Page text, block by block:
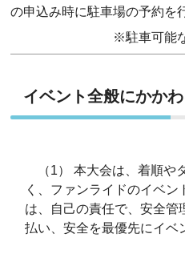
の申込み時に駐車場の予約を
※駐車可能な台数に
イベント全般にかか
（1） 本大会は、着順や
く、ファンライドのイベ
は、自己の責任で、安全管
払い、安全を最優先にイベ